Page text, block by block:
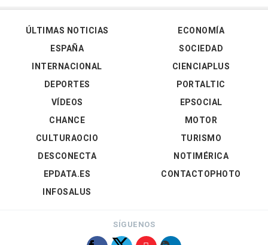
ÚLTIMAS NOTICIAS
ESPAÑA
INTERNACIONAL
DEPORTES
VÍDEOS
ECONOMÍA
SOCIEDAD
CIENCIAPLUS
PORTALTIC
EPSOCIAL
CHANCE
CULTURAOCIO
DESCONECTA
EPDATA.ES
INFOSALUS
MOTOR
TURISMO
NOTIMÉRICA
CONTACTOPHOTO
SÍGUENOS